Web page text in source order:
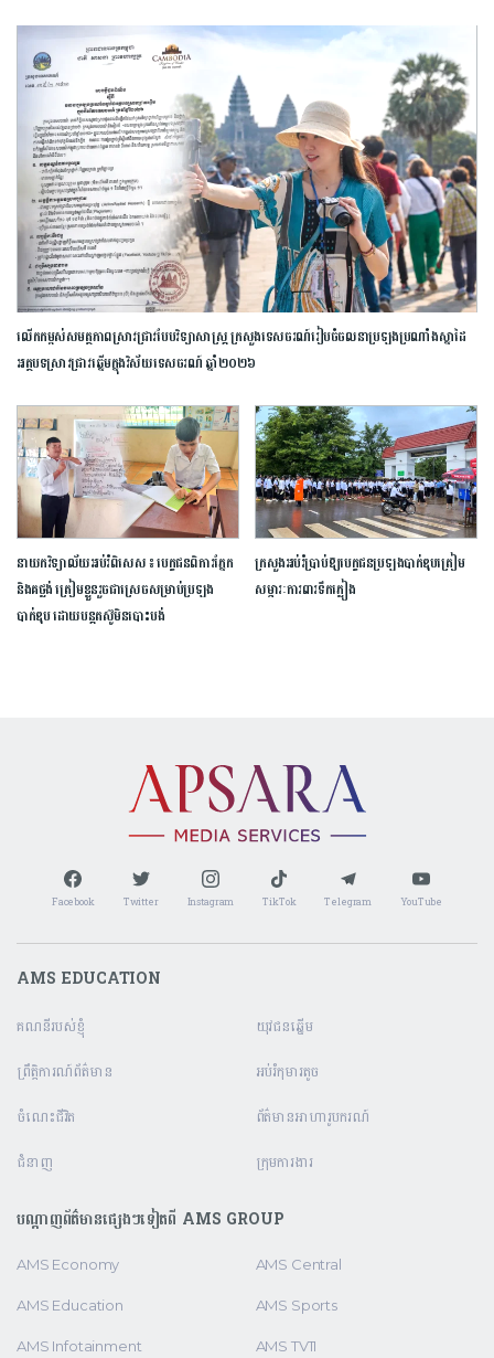
លើកកម្ពស់​សមត្ថភាព​ស្រាវជ្រាវ​បែប​វិទ្យាសាស្ត្រ​ ក្រសួង​ទេសចរណ៍​រៀបចំ​ចលនា​ប្រឡង​ប្រណាំង​ស្នាដៃ​
អត្ថបទ​ស្រាវជ្រាវ​ឆ្នើម​ក្នុង​វិស័យ​ទេសចរណ៍​ ​ឆ្នាំ​២០២៦​
នាយក​វិទ្យាល័យ​អប់រំ​ពិសេស​ ​៖ ​បេក្ខជន​ពិការ​ភ្នែក​
និង​គថ្លង់​ ត្រៀមខ្លួន​រួច​ជាស្រេច​សម្រាប់​ប្រឡង​
បាក់ឌុប ​ដោយ​បន្ត​តស៊ូ​មិន​បោះបង់​
ក្រសួង​អប់រំ​ប្រាប់​ឱ្យ​បេក្ខជន​ប្រឡង​បាក់ឌុប​ត្រៀម​
សម្ភារៈ​ការពារ​ទឹកភ្លៀង​
Facebook Twitter Instagram TikTok Telegram YouTube
AMS EDUCATION
គណនី​របស់ខ្ញុំ
ព្រឹត្តិការណ៍ព័ត៌មាន
ចំណេះជីវិត
ជំនាញ
យុវជនឆ្នើម
អប់រំកុមារតូច
ព័ត៌មានអាហារូបករណ៍
ក្រុមការងារ
បណ្តាញព័ត៌មានផ្សេងៗទៀតពី AMS GROUP
AMS Economy
AMS Education
AMS Infotainment
AMS Central
AMS Sports
AMS TV11